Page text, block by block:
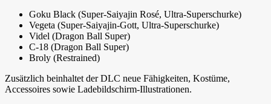
Goku Black (Super-Saiyajin Rosé, Ultra-Superschurke)
Vegeta (Super-Saiyajin-Gott, Ultra-Superschurke)
Videl (Dragon Ball Super)
C-18 (Dragon Ball Super)
Broly (Restrained)
Zusätzlich beinhaltet der DLC neue Fähigkeiten, Kostüme,
Accessoires sowie Ladebildschirm-Illustrationen.